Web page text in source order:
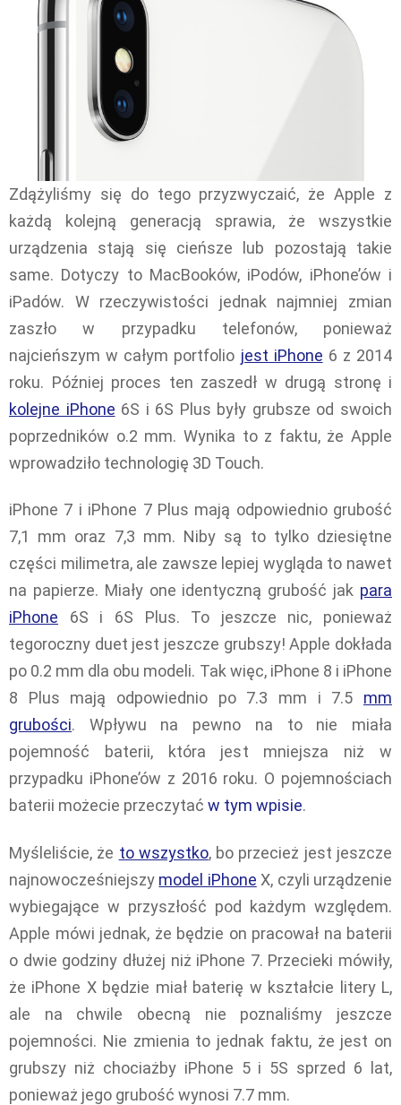
Zdążyliśmy się do tego przyzwyczaić, że Apple z
każdą kolejną generacją sprawia, że wszystkie
urządzenia stają się cieńsze lub pozostają takie
same. Dotyczy to MacBooków, iPodów, iPhone’ów i
iPadów. W rzeczywistości jednak najmniej zmian
zaszło w przypadku telefonów, ponieważ
najcieńszym w całym portfolio jest iPhone 6 z 2014
roku. Później proces ten zaszedł w drugą stronę i
kolejne iPhone 6S i 6S Plus były grubsze od swoich
poprzedników o.2 mm. Wynika to z faktu, że Apple
wprowadziło technologię 3D Touch.
iPhone 7 i iPhone 7 Plus mają odpowiednio grubość
7,1 mm oraz 7,3 mm. Niby są to tylko dziesiętne
części milimetra, ale zawsze lepiej wygląda to nawet
na papierze. Miały one identyczną grubość jak para
iPhone 6S i 6S Plus. To jeszcze nic, ponieważ
tegoroczny duet jest jeszcze grubszy! Apple dokłada
po 0.2 mm dla obu modeli. Tak więc, iPhone 8 i iPhone
8 Plus mają odpowiednio po 7.3 mm i 7.5 mm
grubości. Wpływu na pewno na to nie miała
pojemność baterii, która jest mniejsza niż w
przypadku iPhone’ów z 2016 roku. O pojemnościach
baterii możecie przeczytać w tym wpisie.
Myśleliście, że to wszystko, bo przecież jest jeszcze
najnowocześniejszy model iPhone X, czyli urządzenie
wybiegające w przyszłość pod każdym względem.
Apple mówi jednak, że będzie on pracował na baterii
o dwie godziny dłużej niż iPhone 7. Przecieki mówiły,
że iPhone X będzie miał baterię w kształcie litery L,
ale na chwile obecną nie poznaliśmy jeszcze
pojemności. Nie zmienia to jednak faktu, że jest on
grubszy niż chociażby iPhone 5 i 5S sprzed 6 lat,
ponieważ jego grubość wynosi 7.7 mm.